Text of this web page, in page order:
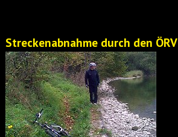
Streckenabnahme durch den ÖRV